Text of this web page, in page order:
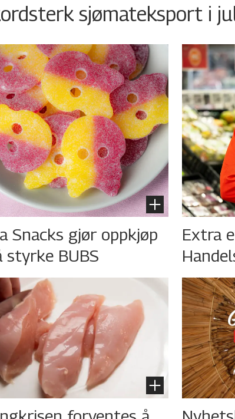
sjømateksport i
Snacks gjør oppkjøp
styrke BUBS
Extra